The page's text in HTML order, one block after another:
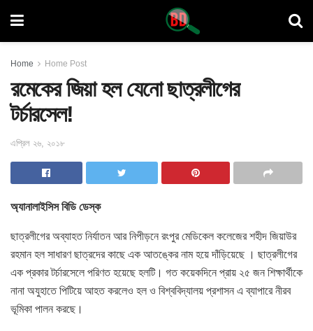
Home Home Post
রমেকের জিয়া হল যেনো ছাত্রলীগের
টর্চারসেল!
এপ্রিল ২৬, ২০১৮
অ্যানালাইসিস বিডি ডেস্ক
ছাত্রলীগের অব্যাহত নির্যাতন আর নিপীড়নে রংপুর মেডিকেল কলেজেরশহীদ জিয়াউর
রহমান হল সাধারণ ছাত্রদের কাছে এক আতঙ্কের নাম হয়ে দাঁড়িয়েছে । ছাত্রলীগের
এক প্রকার টর্চারসেলে পরিণত হয়েছে হলটি। গত কয়েকদিনে প্রায় ২৫ জন শিক্ষার্থীকে
নানা অযুহাতে পিটিয়ে আহত করলেও হল ও বিশ্ববিদ্যালয় প্রশাসন এ ব্যাপারে নীরব
ভূমিকা পালন করছে।